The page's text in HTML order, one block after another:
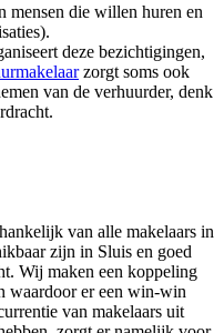
mensen die willen huren en
deze bezichtigingen,
zorgt soms ook
van de verhuurder, denk
van alle makelaars in
zijn in Sluis en goed
Wij maken een koppeling
waardoor er een win-win
van makelaars uit